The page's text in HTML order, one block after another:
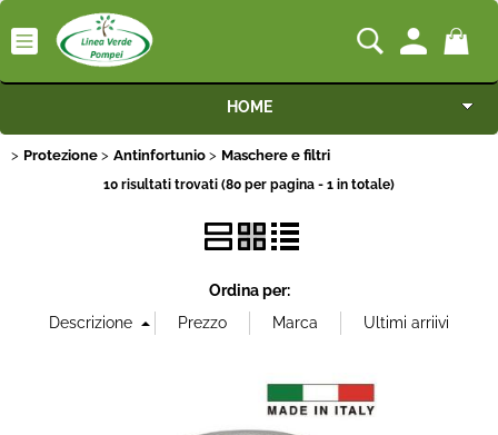
HOME
Macchine
Motocoltivatori
Irrigazione
Irrorazione
Protezione Antinfortunio Maschere e filtri
10 risultati trovati (80 per pagina - 1 in totale)
Ordina per: